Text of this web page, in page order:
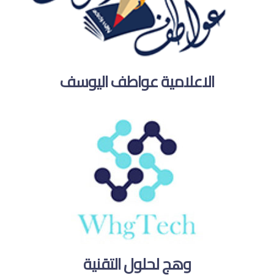
الاعلامية عواطف اليوسف
وهج لحلول التقنية